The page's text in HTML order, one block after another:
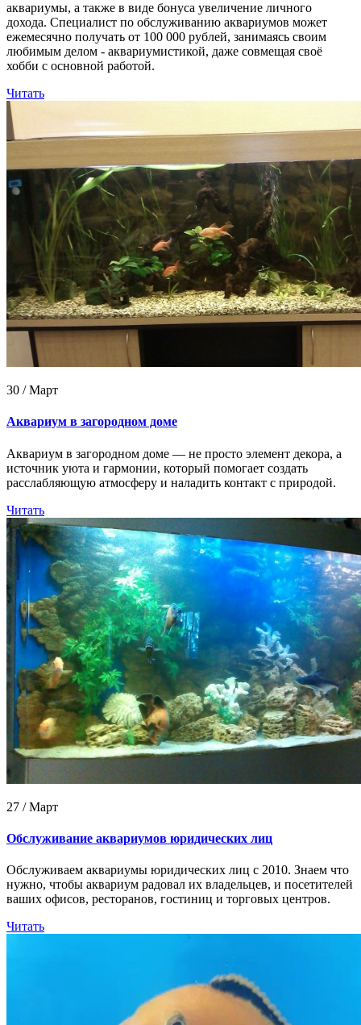
аквариумы, а также в виде бонуса увеличение личного
дохода. Специалист по обслуживанию аквариумов может
ежемесячно получать от 100 000 рублей, занимаясь своим
любимым делом - аквариумистикой, даже совмещая своё
хобби с основной работой.
Читать
30 / Март
Аквариум в загородном доме
Аквариум в загородном доме — не просто элемент декора, а
источник уюта и гармонии, который помогает создать
расслабляющую атмосферу и наладить контакт с природой.
Читать
27 / Март
Обслуживание аквариумов юридических лиц
Обслуживаем аквариумы юридических лиц с 2010. Знаем что
нужно, чтобы аквариум радовал их владельцев, и посетителей
ваших офисов, ресторанов, гостиниц и торговых центров.
Читать